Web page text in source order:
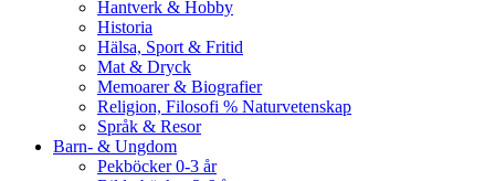
Hantverk & Hobby
Historia
Hälsa, Sport & Fritid
Mat & Dryck
Memoarer & Biografier
Religion, Filosofi % Naturvetenskap
Språk & Resor
Barn- & Ungdom
Pekböcker 0-3 år